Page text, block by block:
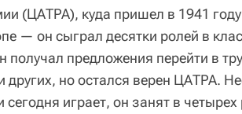
(ЦАТРА), куда пришел в 1941
— он сыграл десятки ролей в
получал предложения перейти в
других, но остался верен ЦАТРА.
сегодня играет, он занят в